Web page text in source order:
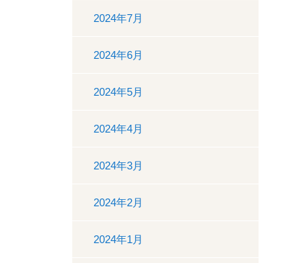
2024年7月
2024年6月
2024年5月
2024年4月
2024年3月
2024年2月
2024年1月